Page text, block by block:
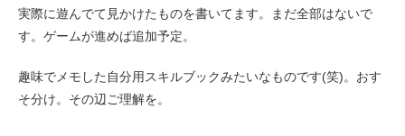
実際に遊んでて見かけたものを書いてます。まだ全部はないで
す。ゲームが進めば追加予定。
趣味でメモした自分用スキルブックみたいなものです(笑)。おす
そ分け。その辺ご理解を。